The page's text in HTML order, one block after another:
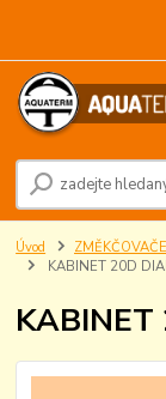
Úvod
KABINET 20D